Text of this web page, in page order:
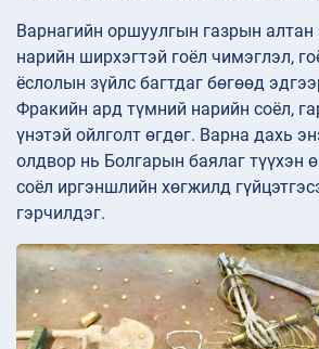
Варнагийн оршуулгын газрын
нарийн ширхэгтэй гоёл чимэглэл,
ёслолын зүйлс багтдаг бөгөөд
Фракийн ард түмний нарийн соёл,
үнэтэй ойлголт өгдөг. Варна дахь
олдвор нь Болгарын баялаг түүхэн
соёл иргэншлийн хөгжилд
гэрчилдэг.